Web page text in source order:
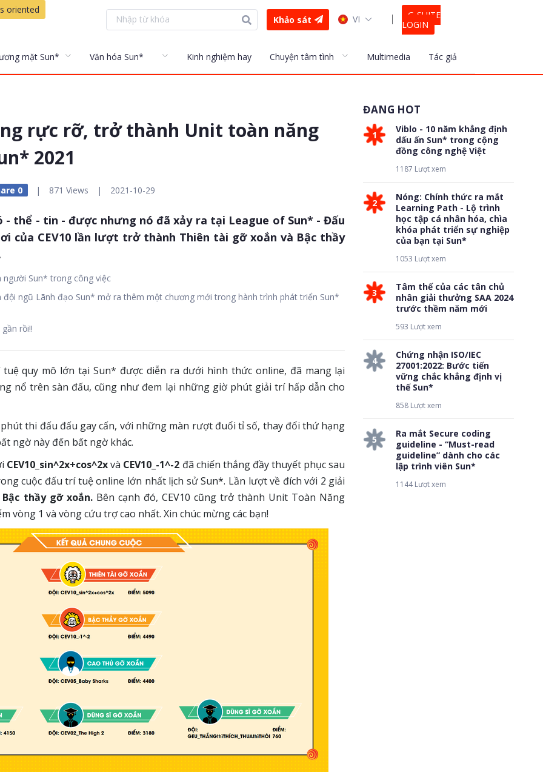
oriented
Khảo sát
VI
G-SUITE
LOGIN
mặt Sun* Văn hóa Sun* Kinh nghiệm hay Chuyện tâm tình Multimedia Tác giả
rực rỡ, trở thành Unit toàn năng
2021
0 | 871 Views | 2021-10-29
thể - tin - được nhưng nó đã xảy ra tại League of Sun* - Đấu
của CEV10 lần lượt trở thành Thiên tài gỡ xoắn và Bậc thầy
Sun* trong công việc
đội ngũ Lãnh đạo Sun* mở ra thêm một chương mới trong hành trình phát triển Sun*
rồi!!
quy mô lớn tại Sun* được diễn ra dưới hình thức online, đã mang lại
nổ trên sàn đấu, cũng như đem lại những giờ phút giải trí hấp dẫn cho
thi đấu đấu gay cấn, với những màn rượt đuổi tỉ số, thay đổi thứ hạng
ngờ này đến bất ngờ khác.
CEV10_sin^2x+cos^2xvà CEV10_-1^-2 đã chiến thắng đầy thuyết phục sau
cuộc đấu trí tuệ online lớn nhất lịch sử Sun*. Lần lượt về đích với 2 giải
Bậc thầy gỡ xoắn. Bên cạnh đó, CEV10 cũng trở thành Unit Toàn Năng
vòng 1 và vòng cứu trợ cao nhất. Xin chúc mừng các bạn!
ĐANG HOT
1
Viblo - 10 năm khẳng định
dấu ấn Sun* trong cộng
đồng công nghệ Việt
1187 Lượt xem
2
Nóng: Chính thức ra mắt
Learning Path - Lộ trình
học tập cá nhân hóa, chìa
khóa phát triển sự nghiệp
của bạn tại Sun*
1053 Lượt xem
3
Tâm thế của các tân chủ
nhân giải thưởng SAA 2024
trước thềm năm mới
593 Lượt xem
4
Chứng nhận ISO/IEC
27001:2022: Bước tiến
vững chắc khẳng định vị
thế Sun*
858 Lượt xem
5
Ra mắt Secure coding
guideline - “Must-read
guideline” dành cho các
lập trình viên Sun*
1144 Lượt xem